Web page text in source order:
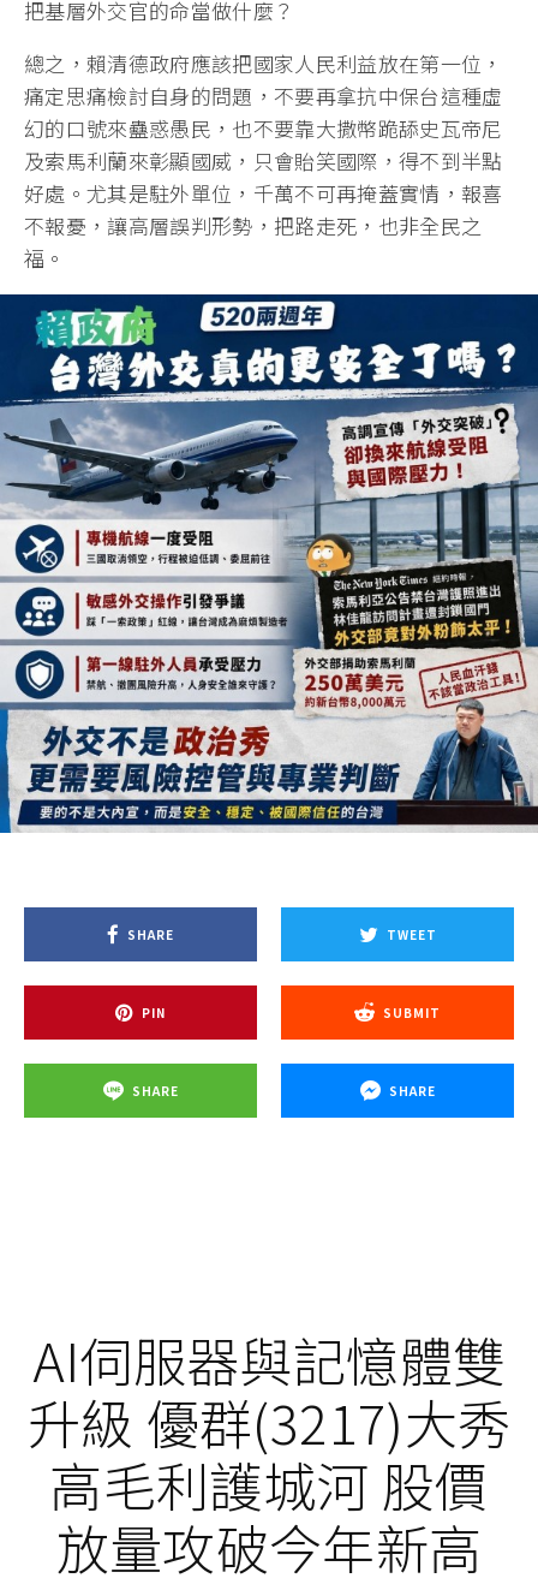
把基層外交官的命當做什麼？
總之，賴清德政府應該把國家人民利益放在第一位，
痛定思痛檢討自身的問題，不要再拿抗中保台這種虛
幻的口號來蠱惑愚民，也不要靠大撒幣跪舔史瓦帝尼
及索馬利蘭來彰顯國威，只會貽笑國際，得不到半點
好處。尤其是駐外單位，千萬不可再掩蓋實情，報喜
不報憂，讓高層誤判形勢，把路走死，也非全民之
福。
SHARE TWEET
PIN SUBMIT
SHARE SHARE
AI伺服器與記憶體雙
升級 優群(3217)大秀
高毛利護城河 股價
放量攻破今年新高